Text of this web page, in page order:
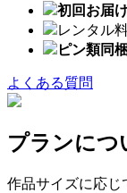
初回お届
レンタル
ピン類同梱
よくある質問
プランにつ
作品サイズに応じ